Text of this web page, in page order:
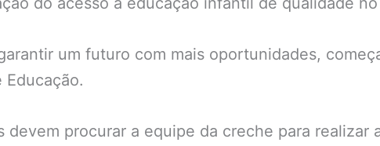
um futuro com mais oportunidades,
devem procurar a equipe da creche para